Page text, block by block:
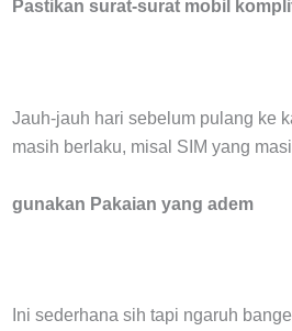
Pastikan surat-surat mobil
Jauh-jauh hari sebelum pulang ke
masih berlaku, misal SIM yang
gunakan Pakaian yang adem
Ini sederhana sih tapi ngaruh